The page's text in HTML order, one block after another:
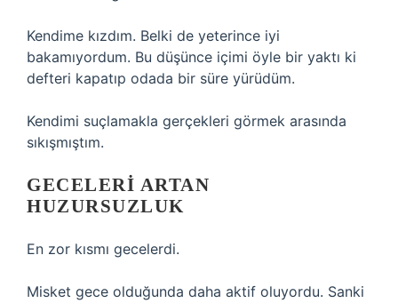
Kendime kızdım. Belki de yeterince iyi
bakamıyordum. Bu düşünce içimi öyle bir yaktı ki
defteri kapatıp odada bir süre yürüdüm.
Kendimi suçlamakla gerçekleri görmek arasında
sıkışmıştım.
GECELERI ARTAN
HUZURSUZLUK
En zor kısmı gecelerdi.
Misket gece olduğunda daha aktif oluyordu. Sanki